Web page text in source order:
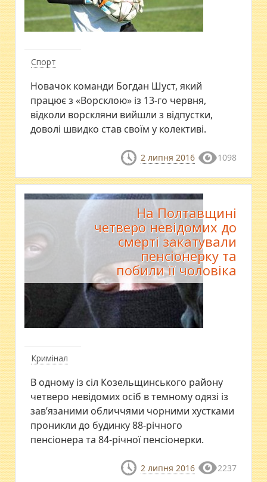
Спорт
Новачок команди Богдан Шуст, який
працює з «Ворсклою» із 13-го червня,
відколи ворскляни вийшли з відпустки,
доволі швидко став своїм у колективі.
2 липня 2016 1098
Кримінал
На Полтавщині
четверо невідомих до
смерті закатували
пенсіонерку та
побили її чоловіка
В одному із сіл Козельщинського району
четверо невідомих осіб в темному одязі із
зав’язаними обличчями чорними хустками
проникли до будинку 88-річного
пенсіонера та 84-річної пенсіонерки.
2 липня 2016 2237